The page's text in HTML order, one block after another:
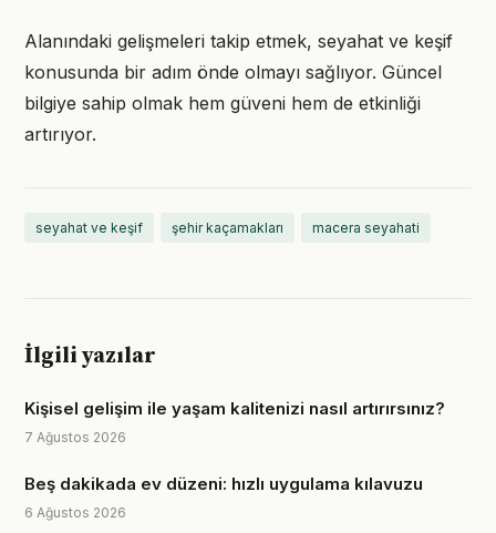
Alanındaki gelişmeleri takip etmek, seyahat ve keşif
konusunda bir adım önde olmayı sağlıyor. Güncel
bilgiye sahip olmak hem güveni hem de etkinliği
artırıyor.
seyahat ve keşif şehir kaçamakları macera seyahati
İlgili yazılar
Kişisel gelişim ile yaşam kalitenizi nasıl artırırsınız?
7 Ağustos 2026
Beş dakikada ev düzeni: hızlı uygulama kılavuzu
6 Ağustos 2026